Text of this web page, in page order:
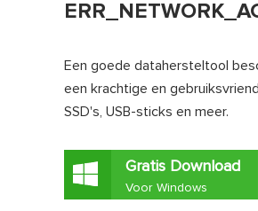
Een goede datahersteltool
een krachtige en
SSD's, USB-sticks en meer.
Gratis Download
Voor Windows